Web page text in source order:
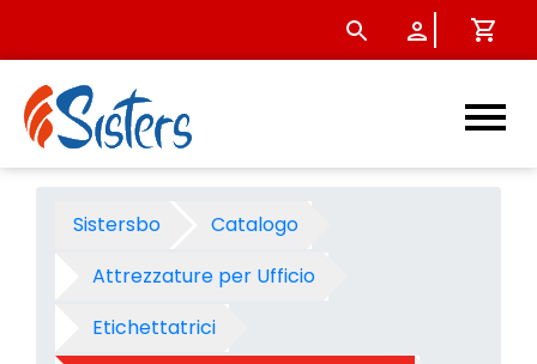
Nastro per Dymo lp/lm d1
Sistersbo
Catalogo
Attrezzature per Ufficio
Etichettatrici